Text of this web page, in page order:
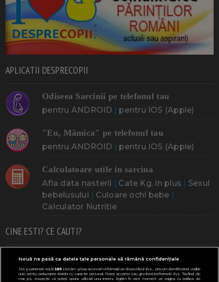
APLICATII DESPRECOPII
Odiseea Sarcinii pe telefonul tau
pentru ANDROID | pentru IOS (Apple)
"Eu, Mămica" pe telefonul tau
pentru ANDROID | pentru IOS (Apple)
Calculatoare utile in sarcina
Afla data nasterii | Cate Kg. in plus | Sexul
bebelusului | Culoare ochi bebe |
Calculator Nutritie
CINE ESTI? CE CAUTI?
Doresc un copil Adoptia Probleme cu sarcina
Urmeaza sa nasc Probleme alaptare Bebe plange
Nouă ne pasă ca datele tale personale să rămână confidențiale
Noi și partenerii noștri589stocăm și/sau accesăm informații pe dispozitivul dvs., precum identificatorii cookie
unici pentru prelucrarea datelor cu caracter personal. Puteți accepta sau gestiona preferințele dvs. făcând clic
mai jos, respectiv vă puteți opune utilizării unui interes legitim în orice moment pe pagina cu politica de